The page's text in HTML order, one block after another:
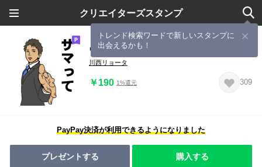
クリエイターズスタンプ
トレンド検索ワードで新しいスタンプに
出会えるかも！
ウザリーマン高橋（仮）３
川西リョータ
￥190 1%還元 309
PayPay決済が利用できるようになりました
プレゼントする 購入する